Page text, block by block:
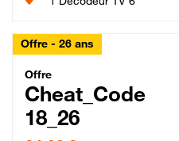
Offre - 26 ans
Cheat_Code
Offre
Cheat_Code
18_26
24,99 € par mois pendant 0 mois